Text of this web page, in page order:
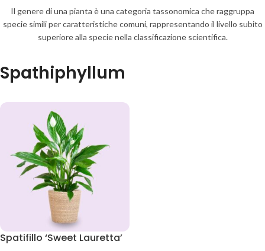
Il genere di una pianta è una categoria tassonomica che raggruppa
specie simili per caratteristiche comuni, rappresentando il livello subito
superiore alla specie nella classificazione scientifica.
Spathiphyllum
Spatifillo ‘Sweet Lauretta’